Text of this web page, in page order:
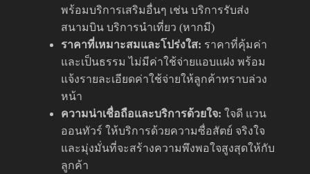
พร้อมบริการเสริมอื่นๆ เช่น บริการรับส่ง
สนามบิน บริการนำเที่ยว (หากมี)
ราคาที่เหมาะสมและโปร่งใส: ราคาที่คุ้มค่า
และเป็นธรรม ไม่มีค่าใช้จ่ายแอบแฝง พร้อม
แจ้งรายละเอียดค่าใช้จ่ายให้ลูกค้าทราบล่วง
หน้า
ความน่าเชื่อถือและบริการด้วยใจ: ใจดี แวน
ออนทัวร์ ให้บริการด้วยความซื่อสัตย์ จริงใจ
และมุ่งมั่นที่จะสร้างความพึงพอใจสูงสุดให้กับ
ลูกค้า